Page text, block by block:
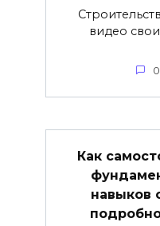
видео
0
Как
навыков